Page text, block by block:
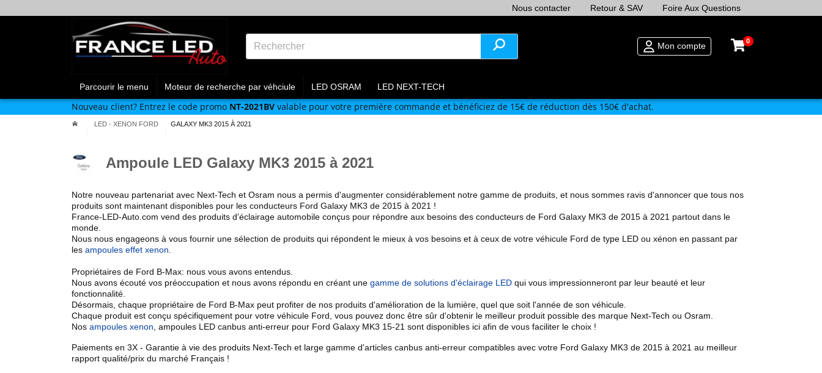
Nous contacter Retour & SAV Foire Aux Questions
Mon compte 0
Parcourir le menu Moteur de recherche par véhciule LED OSRAM LED NEXT-TECH
Nouveau client? Entrez le code promo NT-2021BV valable pour votre première commande et bénéficiez de 15€ de réduction dès 150€ d'achat.
LED - XENON FORD GALAXY MK3 2015 À 2021
Ampoule LED Galaxy MK3 2015 à 2021
Notre nouveau partenariat avec Next-Tech et Osram nous a permis d'augmenter considérablement notre gamme de produits , et nous sommes ravis d'annoncer que tous nos
produits sont maintenant disponibles pour les conducteurs Ford Galaxy MK3 de 2015 à 2021 !
France-LED-Auto.com vend des produits d'éclairage automobile conçus pour répondre aux besoins des conducteurs de Ford Galaxy MK3 de 2015 à 2021 partout dans le
monde.
Nous nous engageons à vous fournir une sélection de produits qui répondent le mieux à vos besoins et à ceux de votre véhicule Ford de type LED ou xénon en passant par
les ampoules effet xenon
Propriétaires de Ford B-Max: nous vous avons entendus.
Nous avons écouté vos préoccupation et nous avons répondu en créant une gamme de solutions d'éclairage LED qui vous impressionneront par leur beauté et leur
fonctionnalité.
Désormais, chaque propriétaire de Ford B-Max peut profiter de nos produits d'amélioration de la lumière , quel que soit l'année de son véhicule.
Chaque produit est conçu spécifiquement pour votre véhicule Ford, vous pouvez donc être sûr d'obtenir le meilleur produit possible des marque Next-Tech ou Osram.
Nos ampoules xenon , ampoules LED canbus anti-erreur pour Ford Galaxy MK3 15-21 sont disponibles ici afin de vous faciliter le choix !
Paiements en 3X - Garantie à vie des produits Next-Tech et large gamme d'articles canbus anti-erreur compatibles avec votre Ford Galaxy MK3 de 2015 à 2021 au meilleur
rapport qualité/prix du marché Français !